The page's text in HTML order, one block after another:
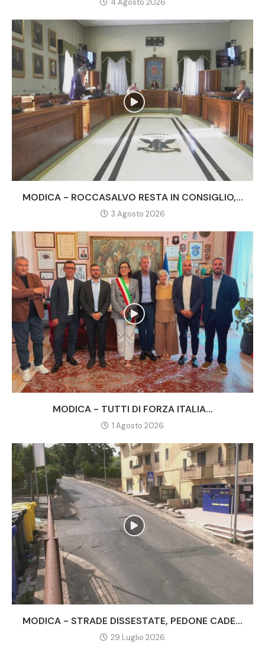
4 Agosto 2026
MODICA - ROCCASALVO RESTA IN CONSIGLIO,...
3 Agosto 2026
MODICA - TUTTI DI FORZA ITALIA...
1 Agosto 2026
MODICA - STRADE DISSESTATE, PEDONE CADE...
29 Luglio 2026